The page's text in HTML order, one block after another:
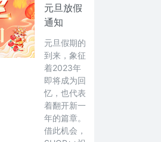
元旦放假
通知
元旦假期的
到来，象征
着2023年
即将成为回
忆，也代表
着翻开新一
年的篇章。
借此机会，